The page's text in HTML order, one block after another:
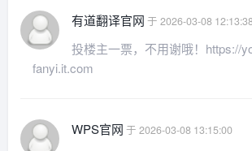
有道翻译官网 于 2026-03-08
投楼主一票，不用谢哦！https://
fanyi.it.com
WPS官网 于 2026-03-08 13:15:00